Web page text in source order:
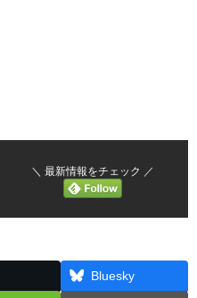
＼ 最新情報をチェック ／
Bluesky